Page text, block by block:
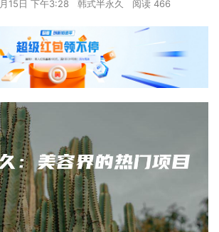
15日 下午3:28 韩式半永久 阅读 466